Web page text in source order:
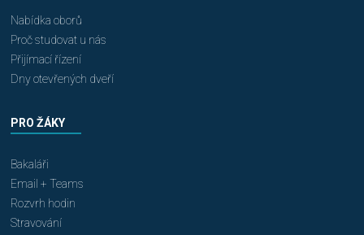
Nabídka oborů
Proč studovat u nás
Přijímací řízení
Dny otevřených dveří
PRO ŽÁKY
Bakaláři
Email + Teams
Rozvrh hodin
Stravování